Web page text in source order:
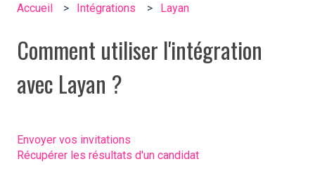
Accueil Intégrations Layan
Comment utiliser l'intégration
avec Layan ?
Envoyer vos invitations
Récupérer les résultats d'un candidat